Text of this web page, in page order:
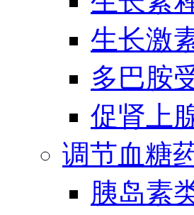
生长激
多巴胺
促肾上
调节血糖
胰岛素